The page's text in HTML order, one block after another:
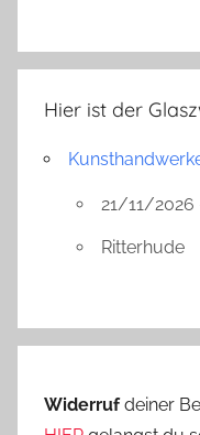
Hier ist der
21/11/2026
Ritterhude
Widerrufdeiner